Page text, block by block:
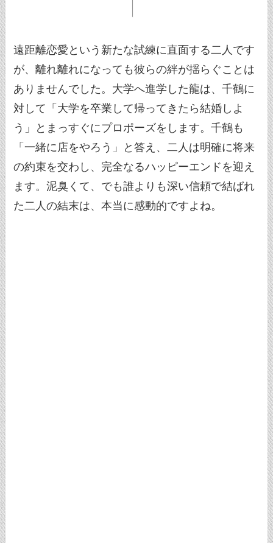
遠距離恋愛という新たな試練に直面する二人です
が、離れ離れになっても彼らの絆が揺らぐことは
ありませんでした。大学へ進学した龍は、千鶴に
対して「大学を卒業して帰ってきたら結婚しよ
う」とまっすぐにプロポーズをします。千鶴も
「一緒に店をやろう」と答え、二人は明確に将来
の約束を交わし、完全なるハッピーエンドを迎え
ます。泥臭くて、でも誰よりも深い信頼で結ばれ
た二人の結末は、本当に感動的ですよね。